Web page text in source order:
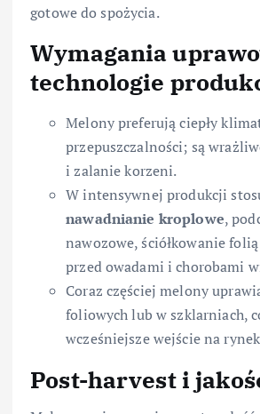
gotowe do spożycia.
Wymagania
technologie
Melony preferują ciepły
przepuszczalności; są
i zalanie korzeni.
W intensywnej produkcji
nawadnianie kroplowe,
nawozowe, ściółkowanie
przed owadami i chorobami
Coraz częściej melony
foliowych lub w szklarniach,
wcześniejsze wejście na
Post-harvest i